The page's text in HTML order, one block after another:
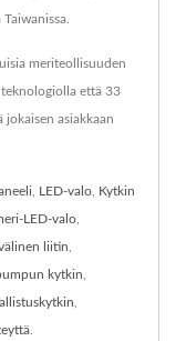
meriteollisuuden
teknologiolla että 33
jokaisen asiakkaan
LED-valo Kytkin
LED-valo
liitin
kytkin